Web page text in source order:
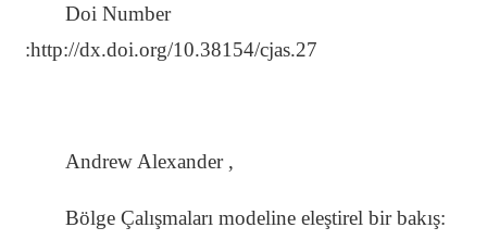
Doi Number
:http://dx.doi.org/10.38154/cjas.27
Andrew Alexander ,
Bölge Çalışmaları modeline eleştirel bir bakış: